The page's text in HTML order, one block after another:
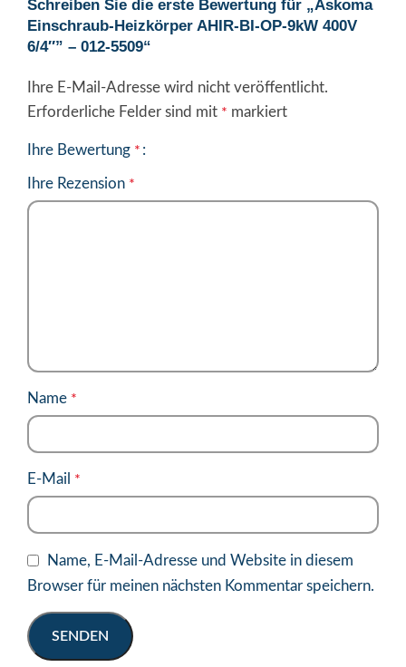
Schreiben Sie die erste Bewertung für „Askoma
Einschraub-Heizkörper AHIR-BI-OP-9kW 400V
6/4″” – 012-5509“
Ihre E-Mail-Adresse wird nicht veröffentlicht.
Erforderliche Felder sind mit * markiert
Ihre Bewertung *
Ihre Rezension *
Name *
E-Mail *
Name, E-Mail-Adresse und Website in diesem
Browser für meinen nächsten Kommentar speichern.